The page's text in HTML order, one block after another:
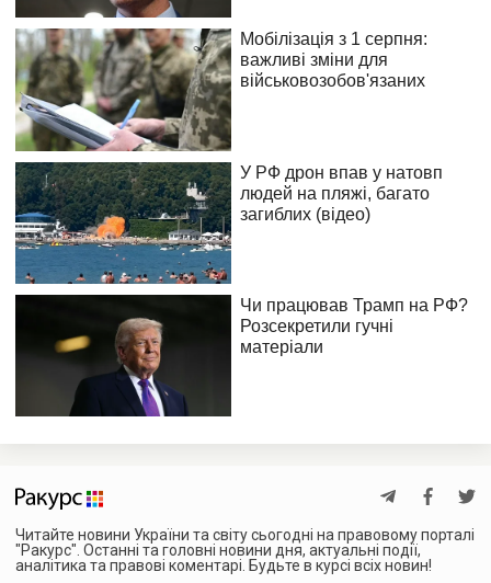
Читайте новини України та світу сьогодні на правовому порталі
"Ракурс". Останні та головні новини дня, актуальні події,
аналітика та правові коментарі. Будьте в курсі всіх новин!